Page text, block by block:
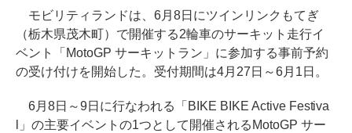
モビリティランドは、6月8日にツインリンクもてぎ
（栃木県茂木町）で開催する2輪車のサーキット走行イ
ベント「MotoGP サーキットラン」に参加する事前予約
の受け付けを開始した。受付期間は4月27日～6月1日。
6月8日～9日に行なわれる「BIKE BIKE Active Festiva
l」の主要イベントの1つとして開催されるMotoGP サー